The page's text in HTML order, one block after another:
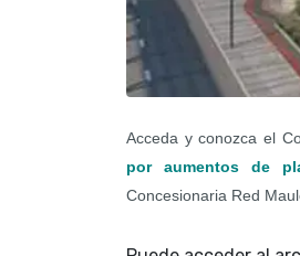
Acceda y conozca el
por aumentos de
Concesionaria Red